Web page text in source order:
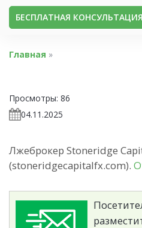
БЕСПЛАТНАЯ
Главная »
Просмотры: 86
04.11.2025
Лжеброкер Stoneridge
(stoneridgecapitalfx.com).